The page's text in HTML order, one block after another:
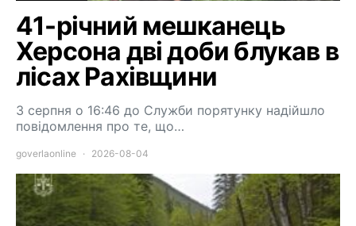
41-річний мешканець
Херсона дві доби блукав в
лісах Рахівщини
3 серпня о 16:46 до Служби порятунку надійшло
повідомлення про те, що…
goverlaonline 2026-08-04